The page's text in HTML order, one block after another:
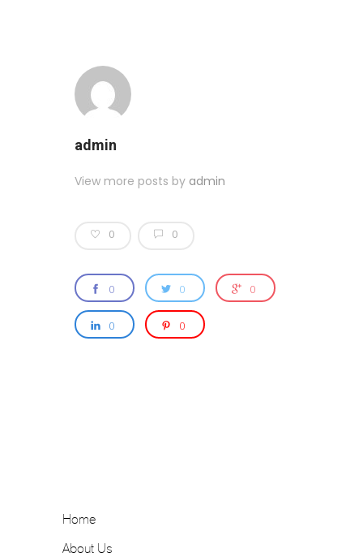
admin
View more posts by admin
0 0
0 0 0
0 0
Home
About Us